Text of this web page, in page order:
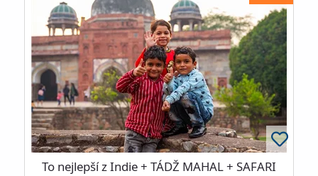
To nejlepší z Indie + TÁDŽ MAHAL + SAFARI